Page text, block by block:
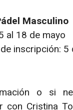
Masculino
al 18 de mayo
inscripción: 5
o si
con Cristina